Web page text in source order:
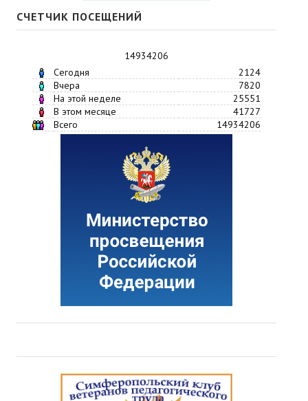
СЧЕТЧИК ПОСЕЩЕНИЙ
14934206
Сегодня
2124
Вчера
7820
На этой неделе
25551
В этом месяце
41727
Всего
14934206